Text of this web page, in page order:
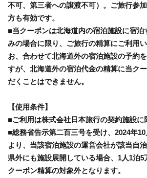
不可、第三者への譲渡不可）。ご旅行参
方も有効です。
■当クーポンは北海道内の宿泊施設に宿泊
みの場合に限り、ご旅行の精算にご利用
お、合わせて北海道外の宿泊施設の予約
すが、北海道外の宿泊代金の精算に当ク
だくことはできません。
【使用条件】
■ご利用は株式会社日本旅行の契約施設に
■総務省告示第二百三号を受け、2024年
より、当該宿泊施設の運営会社が該当自
県外にも施設展開している場合、1人1泊
クーポン精算の対象外となります。